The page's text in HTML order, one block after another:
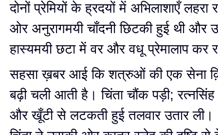
दोनों प्रेमियों के ह्रदयों में अभिलाशाएँ लहरा
ओर अनुरागमयी चाँदनी छिटकी हुई थी और
हास्यमयी छटा में वर और वधू प्रेमालाप कर
सहसा ख़बर आई कि शत्रुओं की एक सेना
बढ़ी चली आती है। चिंता चौंक पड़ी;
और खूँटी से लटकती हुई तलवार उतार ली।